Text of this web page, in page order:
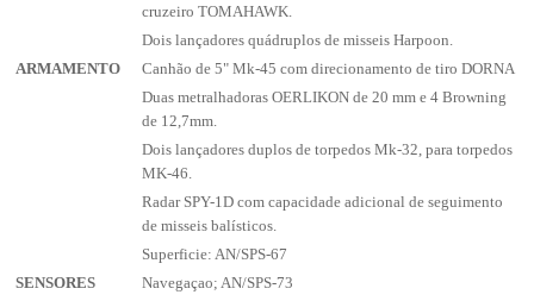
ARMAMENTO
cruzeiro TOMAHAWK.
Dois lançadores quádruplos de misseis Harpoon.
Canhão de 5" Mk-45 com direcionamento de tiro DORNA
Duas metralhadoras OERLIKON de 20 mm e 4 Browning
de 12,7mm.
Dois lançadores duplos de torpedos Mk-32, para torpedos
MK-46.
SENSORES
Radar SPY-1D com capacidade adicional de seguimento
de misseis balísticos.
Superficie: AN/SPS-67
Navegaçao; AN/SPS-73